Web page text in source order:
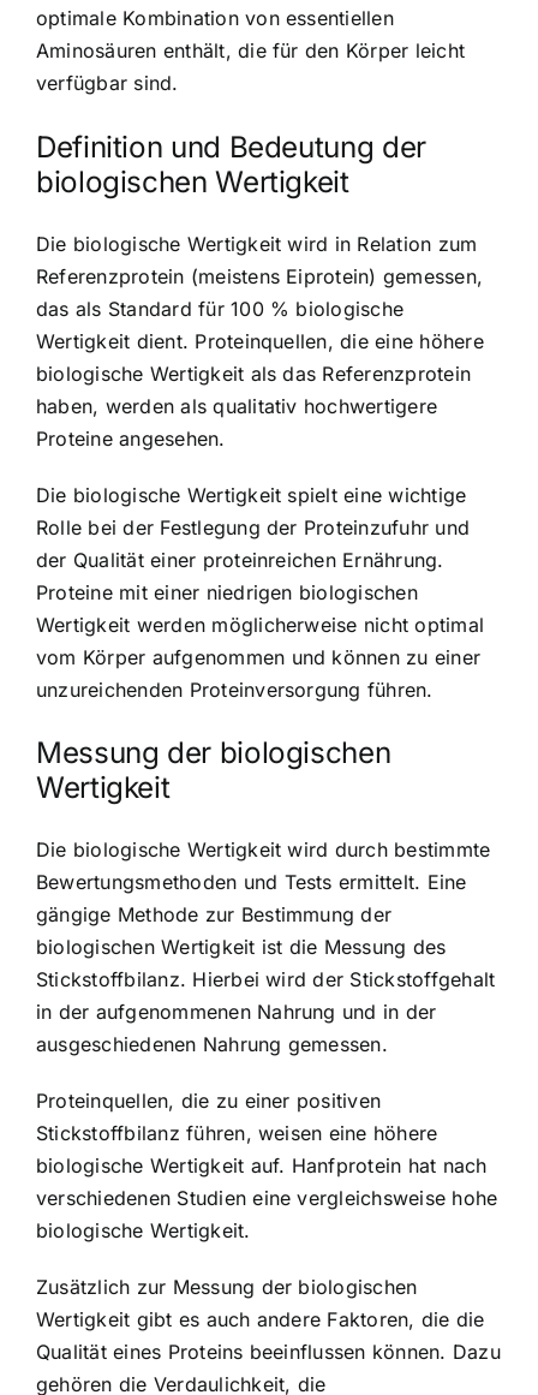
optimale Kombination von essentiellen
Aminosäuren enthält, die für den Körper leicht
verfügbar sind.
Definition und Bedeutung der
biologischen Wertigkeit
Die biologische Wertigkeit wird in Relation zum
Referenzprotein (meistens Eiprotein) gemessen,
das als Standard für 100 % biologische
Wertigkeit dient. Proteinquellen, die eine höhere
biologische Wertigkeit als das Referenzprotein
haben, werden als qualitativ hochwertigere
Proteine angesehen.
Die biologische Wertigkeit spielt eine wichtige
Rolle bei der Festlegung der Proteinzufuhr und
der Qualität einer proteinreichen Ernährung.
Proteine mit einer niedrigen biologischen
Wertigkeit werden möglicherweise nicht optimal
vom Körper aufgenommen und können zu einer
unzureichenden Proteinversorgung führen.
Messung der biologischen
Wertigkeit
Die biologische Wertigkeit wird durch bestimmte
Bewertungsmethoden und Tests ermittelt. Eine
gängige Methode zur Bestimmung der
biologischen Wertigkeit ist die Messung des
Stickstoffbilanz. Hierbei wird der Stickstoffgehalt
in der aufgenommenen Nahrung und in der
ausgeschiedenen Nahrung gemessen.
Proteinquellen, die zu einer positiven
Stickstoffbilanz führen, weisen eine höhere
biologische Wertigkeit auf. Hanfprotein hat nach
verschiedenen Studien eine vergleichsweise hohe
biologische Wertigkeit.
Zusätzlich zur Messung der biologischen
Wertigkeit gibt es auch andere Faktoren, die die
Qualität eines Proteins beeinflussen können. Dazu
gehören die Verdaulichkeit, die